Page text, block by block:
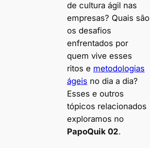
de cultura ágil nas
empresas? Quais são
os desafios
enfrentados por
quem vive esses
ritos e metodologias
ágeis no dia a dia?
Esses e outros
tópicos relacionados
exploramos no
PapoQuik 02.